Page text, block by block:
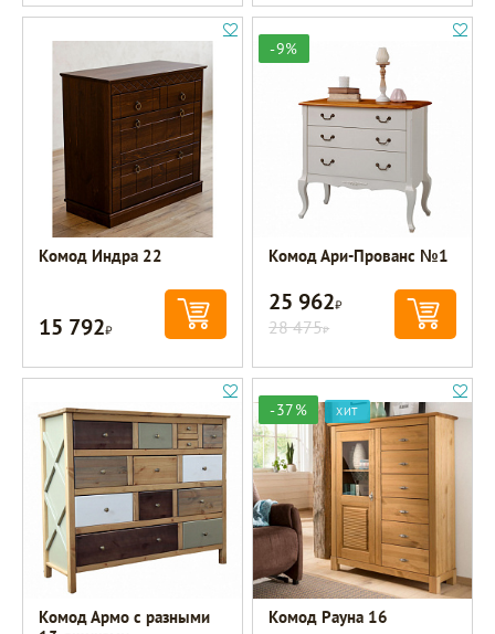
Комод Индра 22
15 792Р
-9%
Комод Ари-Прованс №1
25 962Р
28 475Р
Комод Армо с разными
-37% ХИТ
Комод Рауна 16